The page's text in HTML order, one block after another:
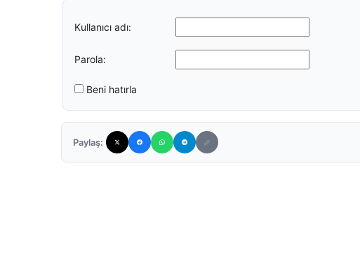
Kullanıcı adı:
Parola:
Beni hatırla
Paylaş: